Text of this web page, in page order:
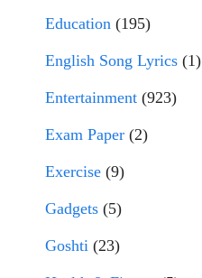
Education (195)
English Song Lyrics (1)
Entertainment (923)
Exam Paper (2)
Exercise (9)
Gadgets (5)
Goshti (23)